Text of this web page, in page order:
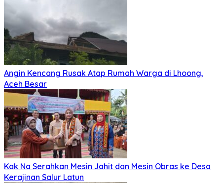
Angin Kencang Rusak Atap Rumah Warga di Lhoong,
Aceh Besar
Kak Na Serahkan Mesin Jahit dan Mesin Obras ke Desa
Kerajinan Salur Latun